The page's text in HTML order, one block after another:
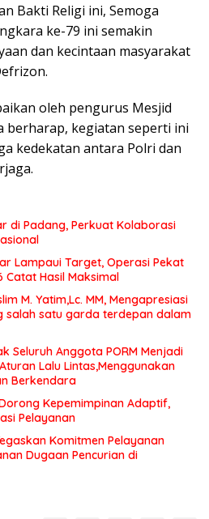
Bakti Religi ini, Semoga
ke-79 ini semakin
dan kecintaan masyarakat
oleh pengurus Mesjid
berharap, kegiatan seperti ini
kedekatan antara Polri dan
di Padang, Perkuat Kolaborasi
Lampaui Target, Operasi Pekat
Catat Hasil Maksimal
M. Yatim,Lc. MM, Mengapresiasi
salah satu garda terdepan dalam
Seluruh Anggota PORM Menjadi
Lalu Lintas,Menggunakan
Berkendara
Kepemimpinan Adaptif,
Pelayanan
Komitmen Pelayanan
Dugaan Pencurian di